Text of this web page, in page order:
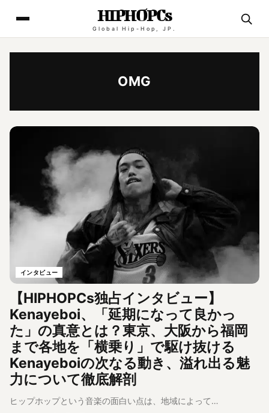
HIPHOPCs
Global Hip-Hop, JP.
OMG
インタビュー
【HIPHOPCs独占インタビュー】
Kenayeboi、「延期になって良かっ
た」の真意とは？東京、大阪から福岡
まで各地を「横乗り」で駆け抜ける
Kenayeboiの次なる動き、溢れ出る魅
力について徹底解剖
ヒップホップという音楽の面白い点は、地域によって…